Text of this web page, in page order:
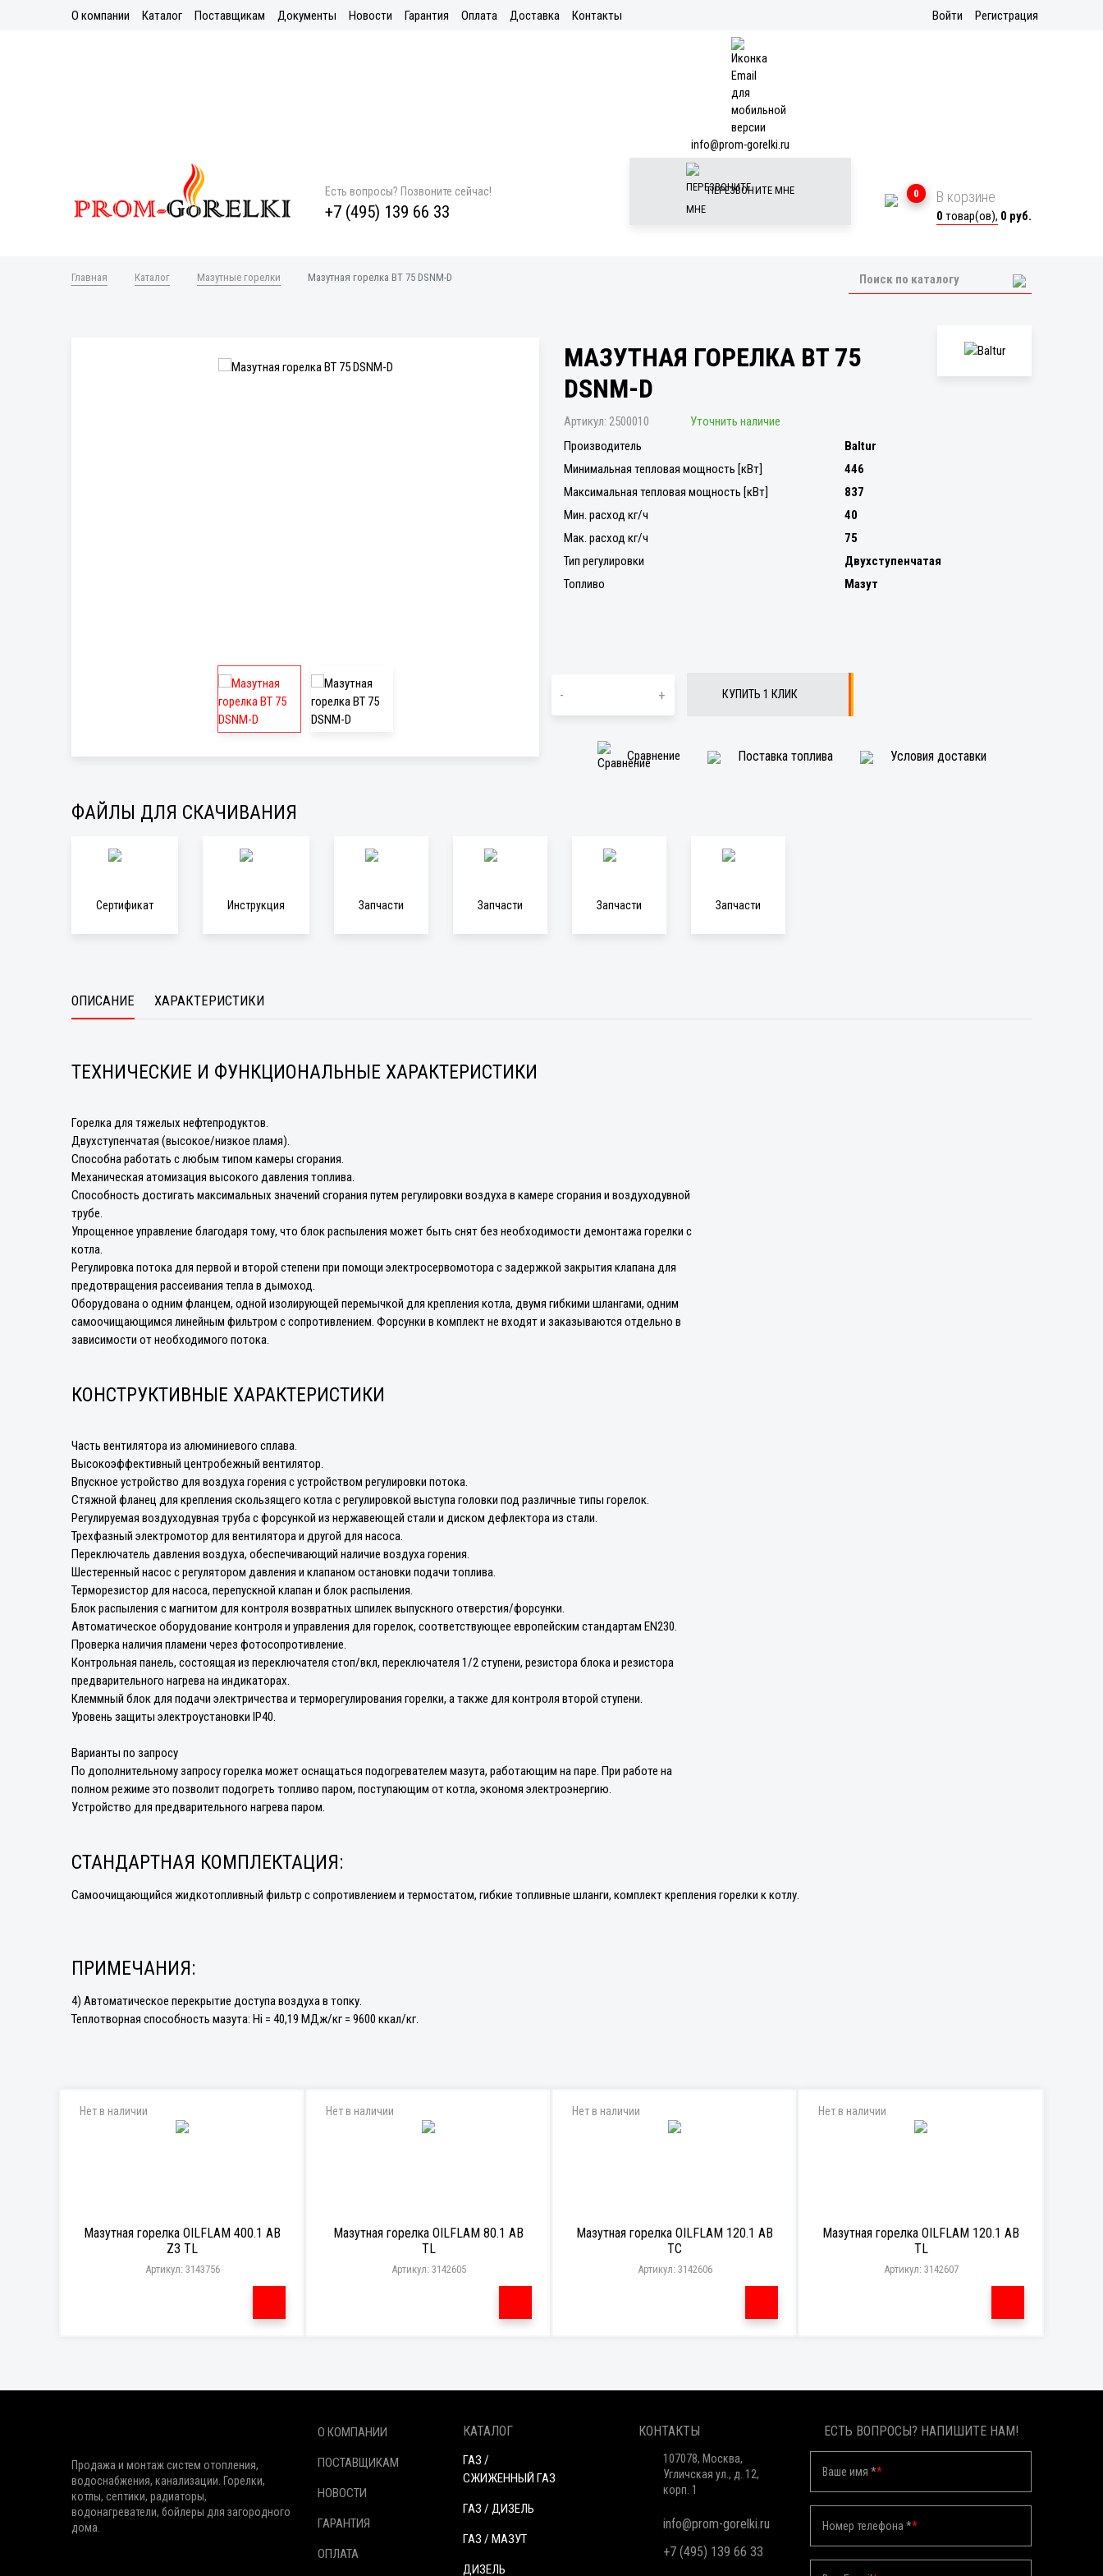
О компании Каталог Поставщикам Документы Новости Гарантия Оплата Доставка Контакты Войти Регистрация
Есть вопросы? Позвоните сейчас!
+7 (495) 139 66 33
info@prom-gorelki.ru
ПЕРЕЗВОНИТЕ МНЕ 0 В корзине
0 товар(ов), 0 руб.
Главная Каталог Мазутные горелки Мазутная горелка BT 75 DSNM-D
МАЗУТНАЯ ГОРЕЛКА BT 75
DSNM-D
Артикул: 2500010
Уточнить наличие
Производитель
Baltur
Минимальная тепловая мощность [кВт]
446
Максимальная тепловая мощность [кВт]
837
Мин. расход кг/ч
40
Мак. расход кг/ч
75
Тип регулировки
Двухступенчатая
Топливо
Мазут
- + КУПИТЬ 1 КЛИК
Сравнение Поставка топлива Условия доставки
ФАЙЛЫ ДЛЯ СКАЧИВАНИЯ
Сертификат Инструкция Запчасти Запчасти Запчасти Запчасти
ОПИСАНИЕ ХАРАКТЕРИСТИКИ
ТЕХНИЧЕСКИЕ И ФУНКЦИОНАЛЬНЫЕ ХАРАКТЕРИСТИКИ
Горелка для тяжелых нефтепродуктов.
Двухступенчатая (высокое/низкое пламя).
Способна работать с любым типом камеры сгорания.
Механическая атомизация высокого давления топлива.
Способность достигать максимальных значений сгорания путем регулировки воздуха в камере сгорания и воздуходувной
трубе.
Упрощенное управление благодаря тому, что блок распыления может быть снят без необходимости демонтажа горелки с
котла.
Регулировка потока для первой и второй степени при помощи электросервомотора с задержкой закрытия клапана для
предотвращения рассеивания тепла в дымоход.
Оборудована о одним фланцем, одной изолирующей перемычкой для крепления котла, двумя гибкими шлангами, одним
самоочищающимся линейным фильтром с сопротивлением. Форсунки в комплект не входят и заказываются отдельно в
зависимости от необходимого потока.
КОНСТРУКТИВНЫЕ ХАРАКТЕРИСТИКИ
Часть вентилятора из алюминиевого сплава.
Высокоэффективный центробежный вентилятор.
Впускное устройство для воздуха горения с устройством регулировки потока.
Стяжной фланец для крепления скользящего котла с регулировкой выступа головки под различные типы горелок.
Регулируемая воздуходувная труба с форсункой из нержавеющей стали и диском дефлектора из стали.
Трехфазный электромотор для вентилятора и другой для насоса.
Переключатель давления воздуха, обеспечивающий наличие воздуха горения.
Шестеренный насос с регулятором давления и клапаном остановки подачи топлива.
Терморезистор для насоса, перепускной клапан и блок распыления.
Блок распыления с магнитом для контроля возвратных шпилек выпускного отверстия/форсунки.
Автоматическое оборудование контроля и управления для горелок, соответствующее европейским стандартам EN230.
Проверка наличия пламени через фотосопротивление.
Контрольная панель, состоящая из переключателя стоп/вкл, переключателя 1/2 ступени, резистора блока и резистора
предварительного нагрева на индикаторах.
Клеммный блок для подачи электричества и терморегулирования горелки, а также для контроля второй ступени.
Уровень защиты электроустановки IP40.
Варианты по запросу
По дополнительному запросу горелка может оснащаться подогревателем мазута, работающим на паре. При работе на
полном режиме это позволит подогреть топливо паром, поступающим от котла, экономя электроэнергию.
Устройство для предварительного нагрева паром.
СТАНДАРТНАЯ КОМПЛЕКТАЦИЯ:
Самоочищающийся жидкотопливный фильтр с сопротивлением и термостатом, гибкие топливные шланги, комплект крепления горелки к котлу.
ПРИМЕЧАНИЯ:
4) Автоматическое перекрытие доступа воздуха в топку.
Теплотворная способность мазута: Hi = 40,19 МДж/кг = 9600 ккал/кг.
Нет в наличии
Мазутная горелка OILFLAM 400.1 AB
Z3 TL
Артикул: 3143756
Нет в наличии
Мазутная горелка OILFLAM 80.1 AB
TL
Артикул: 3142605
Нет в наличии
Мазутная горелка OILFLAM 120.1 AB
TC
Артикул: 3142606
Нет в наличии
Мазутная горелка OILFLAM 120.1 AB
TL
Артикул: 3142607
Продажа и монтаж систем отопления,
водоснабжения, канализации. Горелки,
котлы, септики, радиаторы,
водонагреватели, бойлеры для загородного
дома.
О КОМПАНИИ
ПОСТАВЩИКАМ
НОВОСТИ
ГАРАНТИЯ
ОПЛАТА
КАТАЛОГ
ГАЗ /
СЖИЖЕННЫЙ ГАЗ
ГАЗ / ДИЗЕЛЬ
ГАЗ / МАЗУТ
ДИЗЕЛЬ
КОНТАКТЫ
107078, Москва,
Угличская ул., д. 12,
корп. 1
info@prom-gorelki.ru
+7 (495) 139 66 33
ЕСТЬ ВОПРОСЫ? НАПИШИТЕ НАМ!
Ваше имя **
Номер телефона **